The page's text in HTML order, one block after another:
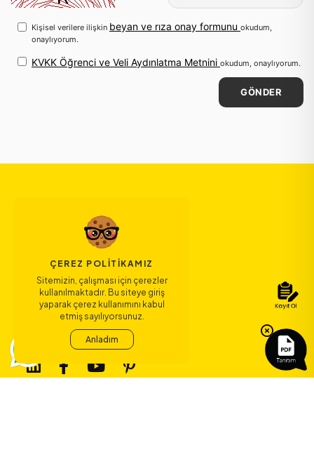
Kişisel verilere ilişkin beyan ve rıza onay formunu okudum,
onaylıyorum.
KVKK Öğrenci ve Veli Aydınlatma Metnini okudum, onaylıyorum.
GÖNDER
ÇEREZ POLITIKAMIZ
Sitemizin, çalışması için çerezler
kullanılmaktadır. Bu siteye giriş
yaparak çerez kullanımını kabul
etmiş sayılıyorsunuz.
Anladım